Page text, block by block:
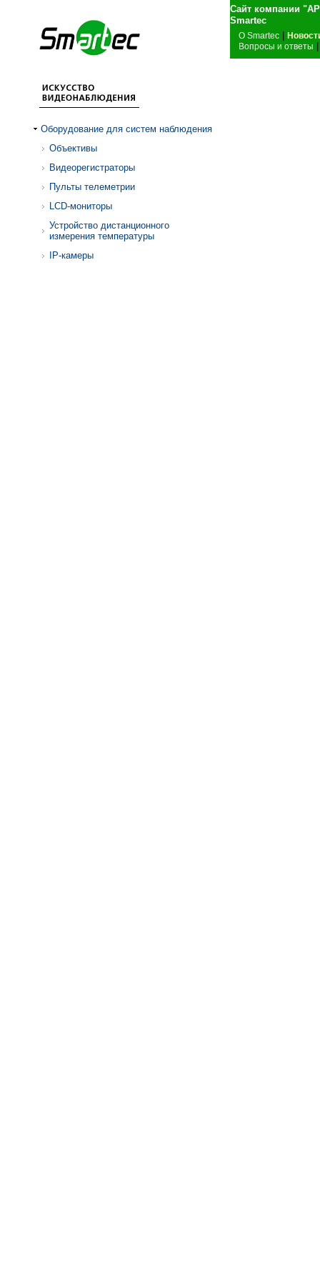
Сайт компании
О Smartec
Вопросы и ответы
Оборудование для систем наблюдения
Объективы
Видеорегистраторы
Пульты телеметрии
LCD-мониторы
Устройство дистанционного
измерения температуры
IP-камеры